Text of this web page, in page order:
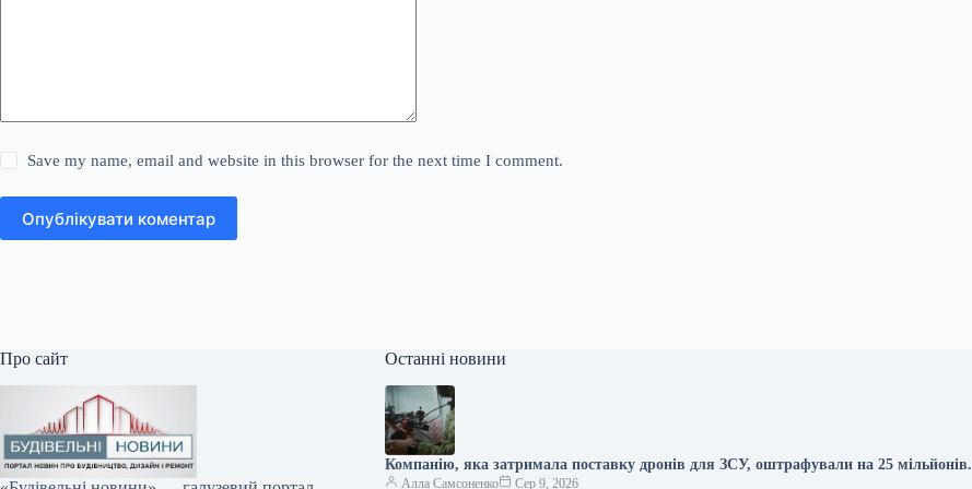
Save my name, email and website in this browser for the next time I comment.
Опублікувати коментар
Про сайт Останні новини
Компанію, яка затримала поставку дронів для ЗСУ, оштрафували на 25 мільйонів.
Алла Самсоненко Сер 9, 2026